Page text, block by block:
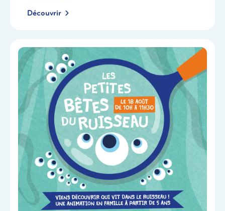
Découvrir